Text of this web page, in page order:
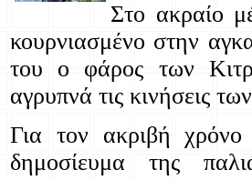
Στο ακραίο
κουρνιασμένο στην
του ο φάρος των
αγρυπνά τις κινήσεις
Για τον ακριβή
δημοσίευμα της